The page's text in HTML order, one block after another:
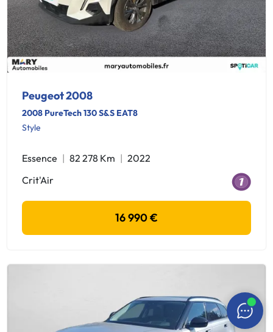
Peugeot 2008
2008 PureTech 130 S&S EAT8
Style
Essence 82 278 Km
2022
Crit'Air
16 990 €